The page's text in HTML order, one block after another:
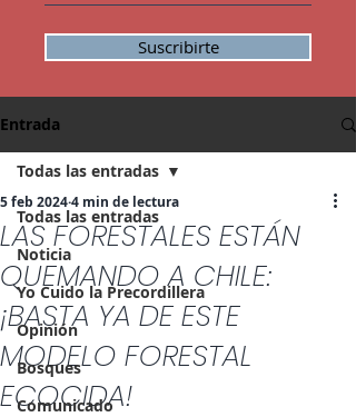
Suscribirte
Entrada
Todas las entradas
Noticia
Yo Cuido la Precordillera
Opinión
Bosques
Comunicado
Todas las entradas
LAS FORESTALES ESTÁN
QUEMANDO A CHILE:
¡BASTA YA DE ESTE
MODELO FORESTAL
ECOCIDA!
5 feb 20244 min de lectura